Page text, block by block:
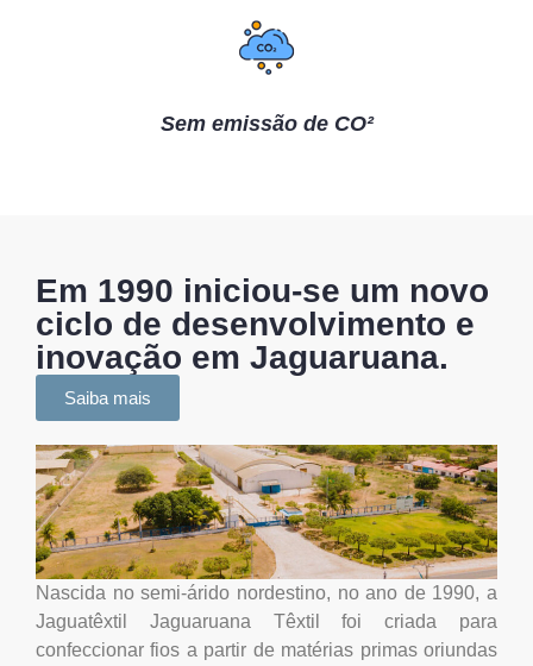
Sem emissão de CO²
Em 1990 iniciou-se um novo
ciclo de desenvolvimento e
inovação em Jaguaruana.
Saiba mais
Nascida no semi-árido nordestino, no ano de 1990, a
Jaguatêxtil Jaguaruana Têxtil foi criada para
confeccionar fios a partir de matérias primas oriundas